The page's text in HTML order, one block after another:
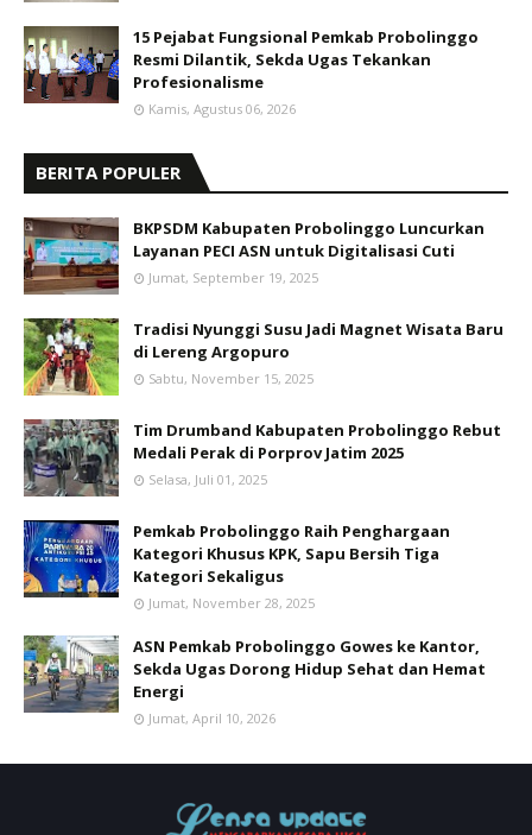
15 Pejabat Fungsional Pemkab Probolinggo
Resmi Dilantik, Sekda Ugas Tekankan
Profesionalisme
Kamis, Agustus 06, 2026
BERITA POPULER
BKPSDM Kabupaten Probolinggo Luncurkan
Layanan PECI ASN untuk Digitalisasi Cuti
Jumat, September 19, 2025
Tradisi Nyunggi Susu Jadi Magnet Wisata Baru
di Lereng Argopuro
Sabtu, November 15, 2025
Tim Drumband Kabupaten Probolinggo Rebut
Medali Perak di Porprov Jatim 2025
Selasa, Juli 01, 2025
Pemkab Probolinggo Raih Penghargaan
Kategori Khusus KPK, Sapu Bersih Tiga
Kategori Sekaligus
Jumat, November 28, 2025
ASN Pemkab Probolinggo Gowes ke Kantor,
Sekda Ugas Dorong Hidup Sehat dan Hemat
Energi
Jumat, April 10, 2026